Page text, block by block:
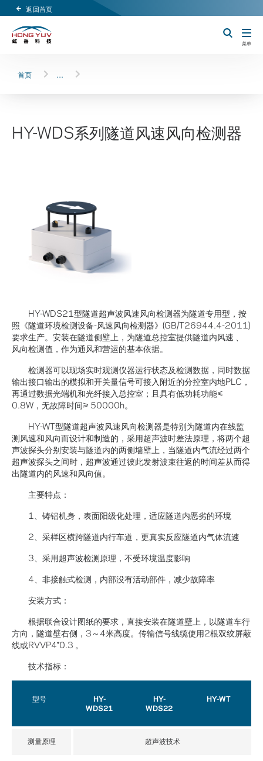
返回首页
Header Logo
切换搜索
菜单
首页 …
HY-WDS系列隧道风速风向检测器
HY-WDS21型隧道超声波风速风向检测器为隧道专用型，按
照《隧道环境检测设备-风速风向检测器》(GB/T26944.4-2011)
要求生产。安装在隧道侧壁上，为隧道总控室提供隧道内风速 、
风向检测值，作为通风和营运的基本依据。
检测器可以现场实时观测仪器运行状态及检测数据，同时数据
输出接口输出的模拟和开关量信号可接入附近的分控室内地PLC，
再通过数据光端机和光纤接入总控室；且具有低功耗功能≤
0.8W，无故障时间≥ 50000h。
HY-WT型隧道超声波风速风向检测器是特别为隧道内在线监
测风速和风向而设计和制造的，采用超声波时差法原理，将两个超
声波探头分别安装与隧道内的两侧墙壁上，当隧道内气流经过两个
超声波探头之间时，超声波通过彼此发射波束往返的时间差从而得
出隧道内的风速和风向值。
主要特点：
1、铸铝机身，表面阳级化处理，适应隧道内恶劣的环境
2、采样区横跨隧道内行车道，更真实反应隧道内气体流速
3、采用超声波检测原理，不受环境温度影响
4、非接触式检测，内部没有活动部件，减少故障率
安装方式：
根据联合设计图纸的要求，直接安装在隧道壁上，以隧道车行
方向，隧道壁右侧，3～4米高度。传输信号线缆使用2根双绞屏蔽
线或RVVP4*0.3 。
技术指标：
型号
HY-
WDS21
HY-
WDS22
HY-WT
测量原理 超声波技术